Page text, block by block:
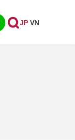
JP VN